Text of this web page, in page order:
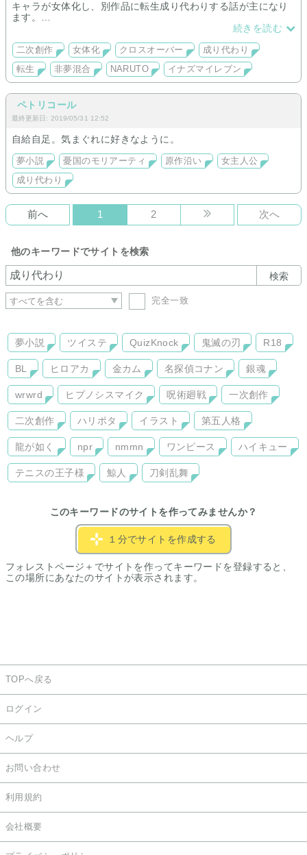
キャラが女体化し、別作品に転生成り代わりする話が主になり
ます。
↳春野サクラに成り代わり(落ち未定)
↳不動明王特殊成り代わり(落ち未定)
↳三雲修双子姉転生(落ち未定)
続きを読む
二次創作 女体化 クロスオーバー
成り代わり
転生
非夢混合 NARUTO イナズマイレブン
ペトリコール
最終更新日: 2019/05/31 12:52
自給自足。気まぐれに好きなように。
夢小説 憂国のモリアーティ 原作沿い
女主人公
成り代わり
前へ 1 2 次へ
他のキーワードでサイトを検索
検索
完全一致
夢小説 ツイステ QuizKnock 鬼滅の刃 R18
BL ヒロアカ 金カム 名探偵コナン 銀魂
wrwrd ヒプノシスマイク 呪術廻戦 一次創作
二次創作 ハリポタ イラスト 第五人格
龍が如く npr nmmn ワンピース ハイキュー
テニスの王子様 鯨人 刀剣乱舞
このキーワードのサイトを作ってみませんか？
１分でサイトを作成する
フォレストページ＋でサイトを作ってキーワードを登録すると、
この場所にあなたのサイトが表示されます。
TOPへ戻る
ログイン
ヘルプ
お問い合わせ
利用規約
会社概要